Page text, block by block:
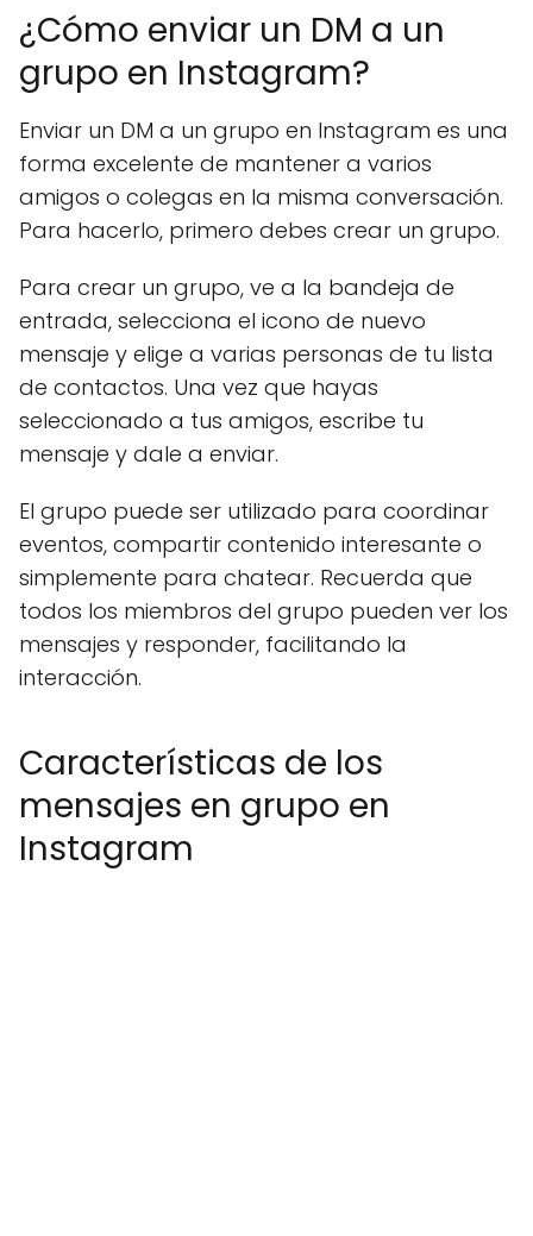
¿Cómo enviar un DM a un
grupo en Instagram?
Enviar un DM a un grupo en Instagram es una
forma excelente de mantener a varios
amigos o colegas en la misma conversación.
Para hacerlo, primero debes crear un grupo.
Para crear un grupo, ve a la bandeja de
entrada, selecciona el icono de nuevo
mensaje y elige a varias personas de tu lista
de contactos. Una vez que hayas
seleccionado a tus amigos, escribe tu
mensaje y dale a enviar.
El grupo puede ser utilizado para coordinar
eventos, compartir contenido interesante o
simplemente para chatear. Recuerda que
todos los miembros del grupo pueden ver los
mensajes y responder, facilitando la
interacción.
Características de los
mensajes en grupo en
Instagram